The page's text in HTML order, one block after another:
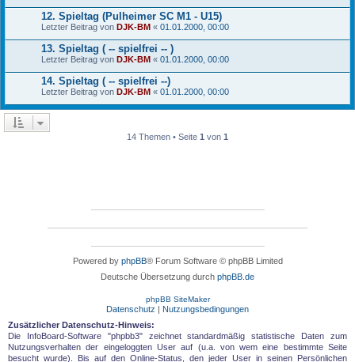
12. Spieltag (Pulheimer SC M1 - U15)
Letzter Beitrag von DJK-BM « 01.01.2000, 00:00
13. Spieltag ( -- spielfrei -- )
Letzter Beitrag von DJK-BM « 01.01.2000, 00:00
14. Spieltag ( -- spielfrei --)
Letzter Beitrag von DJK-BM « 01.01.2000, 00:00
14 Themen • Seite 1 von 1
Powered by phpBB® Forum Software © phpBB Limited
Deutsche Übersetzung durch phpBB.de
phpBB SiteMaker
Datenschutz | Nutzungsbedingungen
Zusätzlicher Datenschutz-Hinweis:
Die InfoBoard-Software "phpbb3" zeichnet standardmäßig statistische Daten zum
Nutzungsverhalten der eingeloggten User auf (u.a. von wem eine bestimmte Seite
besucht wurde). Bis auf den Online-Status, den jeder User in seinen Persönlichen